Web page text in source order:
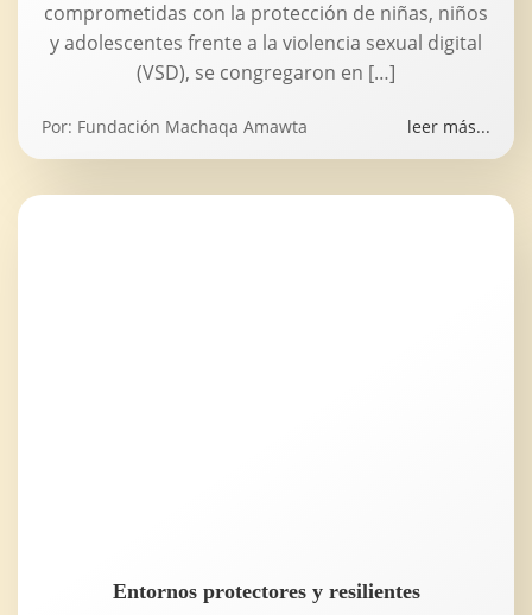
comprometidas con la protección de niñas, niños
y adolescentes frente a la violencia sexual digital
(VSD), se congregaron en […]
Por: Fundación Machaqa Amawta leer más...
Entornos protectores y resilientes